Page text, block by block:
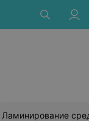
Ламинирование